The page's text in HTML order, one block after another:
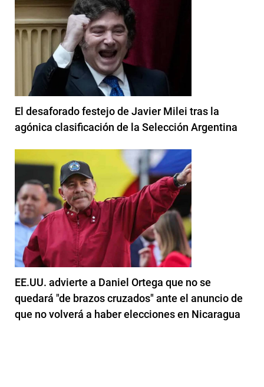
El desaforado festejo de Javier Milei tras la
agónica clasificación de la Selección Argentina
EE.UU. advierte a Daniel Ortega que no se
quedará "de brazos cruzados" ante el anuncio de
que no volverá a haber elecciones en Nicaragua